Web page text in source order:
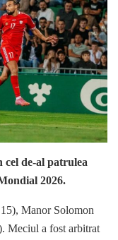
cel de-al patrulea
2026.
Manor Solomon
Meciul a fost arbitrat